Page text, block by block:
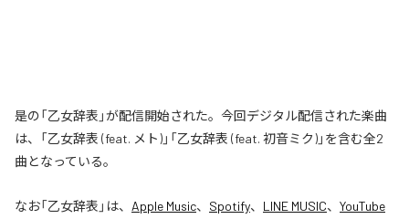
是の「乙女辞表」が配信開始された。今回デジタル配信された楽曲
は、「乙女辞表 (feat. メト)」「乙女辞表 (feat. 初音ミク)」を含む全2
曲となっている。
なお「乙女辞表 」は、 Apple Music、 Spotify、 LINE MUSIC、 YouTube